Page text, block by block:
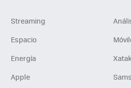
Streaming
Espacio
Energía
Apple